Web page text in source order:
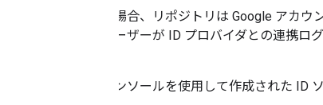
多くの場合、リポジトリは Google アカ
か、ユーザーが ID プロバイダとの連携
管理コンソールを使用して作成された ID